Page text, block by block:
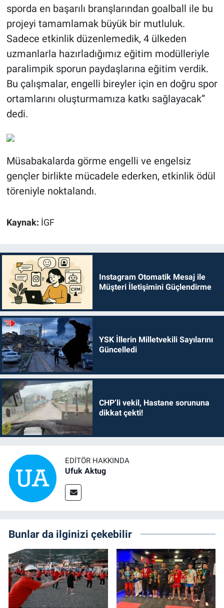
sporda en başarılı branşlarından goalball ile bu
projeyi tamamlamak büyük bir mutluluk.
Sadece etkinlik düzenlemedik, 4 ülkeden
uzmanlarla hazırladığımız eğitim modülleriyle
paralimpik sporun paydaşlarına eğitim verdik.
Bu çalışmalar, engelli bireyler için en doğru spor
ortamlarını oluşturmamıza katkı sağlayacak”
dedi.
Müsabakalarda görme engelli ve engelsiz
gençler birlikte mücadele ederken, etkinlik ödül
töreniyle noktalandı.
Kaynak: İGF
Instagram Otomatik Mesaj ile
Müşteri İletişimini Güçlendirme
YSK İllerin Milletvekili Sayılarını
Güncelledi
CHP’li vekil, Hastane sorununa
dikkat çekti!
EDITÖR HAKKINDA
Ufuk Aktug
Bunlar da ilginizi çekebilir